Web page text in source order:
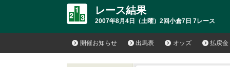
レース結果
2007年8月4日（土曜）2回小倉7日 7レース
開催お知らせ 出馬表 オッズ 払戻金